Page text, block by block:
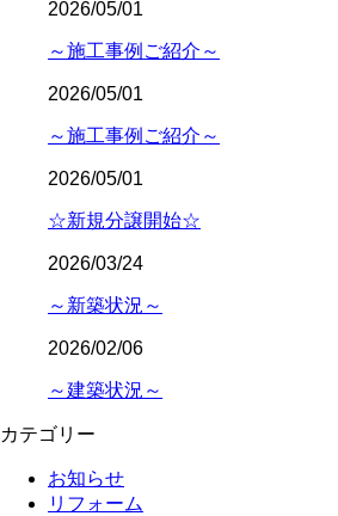
2026/05/01
～施工事例ご紹介～
2026/05/01
～施工事例ご紹介～
2026/05/01
☆新規分譲開始☆
2026/03/24
～新築状況～
2026/02/06
～建築状況～
カテゴリー
お知らせ
リフォーム